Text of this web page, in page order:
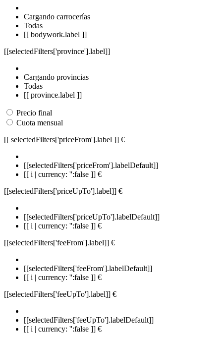
Cargando carrocerías
Todas
[[ bodywork.label ]]
[[selectedFilters['province'].label]]
Cargando provincias
Todas
[[ province.label ]]
Precio final
Cuota mensual
[[ selectedFilters['priceFrom'].label ]] €
[[selectedFilters['priceFrom'].labelDefault]]
[[ i | currency: '':false ]] €
[[selectedFilters['priceUpTo'].label]] €
[[selectedFilters['priceUpTo'].labelDefault]]
[[ i | currency: '':false ]] €
[[selectedFilters['feeFrom'].label]] €
[[selectedFilters['feeFrom'].labelDefault]]
[[ i | currency: '':false ]] €
[[selectedFilters['feeUpTo'].label]] €
[[selectedFilters['feeUpTo'].labelDefault]]
[[ i | currency: '':false ]] €